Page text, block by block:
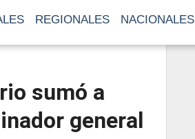
REGIONALES NACIONALES
sumó a
general